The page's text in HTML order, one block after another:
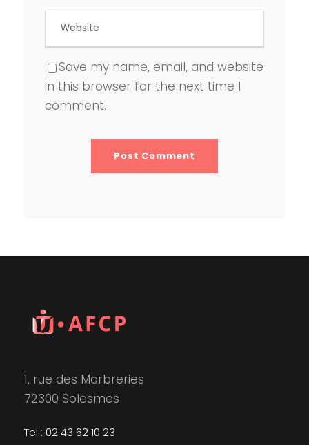
Save my name, email, and website
in this browser for the next time I
comment.
1, rue des Marbreries
72300 Solesmes
Tel : 02 43 62 10 23